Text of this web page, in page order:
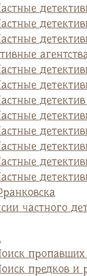
частного
предков и